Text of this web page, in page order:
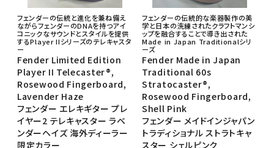
フェンダーの伝統と進化を兼ね備え
ながらフェンダーのDNAを持つアイ
コニックなサウンドとスタイルを提供
するPlayer IIシリーズのテレキャスタ
ー
Fender Limited Edition
Player II Telecaster®,
Rosewood Fingerboard,
Lavender Haze
フェンダー エレキギター プレ
イヤー2 テレキャスター ラベ
ンダーヘイズ 海外ディーラー
限定カラー
フェンダーの伝統的な楽器製作の美
学と日本の洗練されたクラフトマンシ
ップを融合することで導き出された
Made in Japan Traditionalシリ
ーズ
Fender Made in Japan
Traditional 60s
Stratocaster®,
Rosewood Fingerboard,
Shell Pink
フェンダー メイドインジャパン
トラディショナル ストラトキャ
スター シェルピンク